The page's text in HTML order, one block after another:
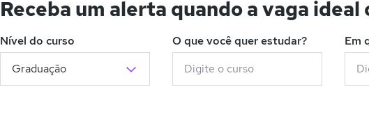
Receba um alerta quando a vaga ideal
Nível do curso O que você quer estudar? Em